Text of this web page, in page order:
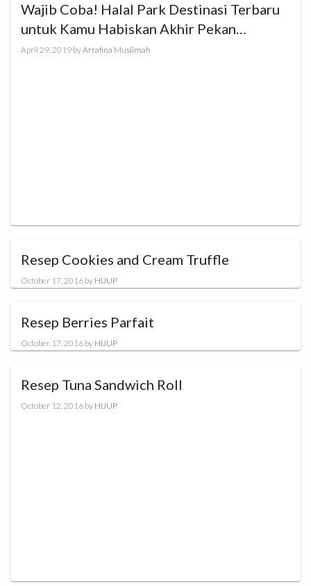
Wajib Coba! Halal Park Destinasi Terbaru
untuk Kamu Habiskan Akhir Pekan
Bersama Buah Hati!
April 29, 2019 byArrafina Muslimah
Resep Cookies and Cream Truffle
October 17, 2016 by HIJUP
Resep Berries Parfait
October 17, 2016 by HIJUP
Resep Tuna Sandwich Roll
October 12, 2016 by HIJUP